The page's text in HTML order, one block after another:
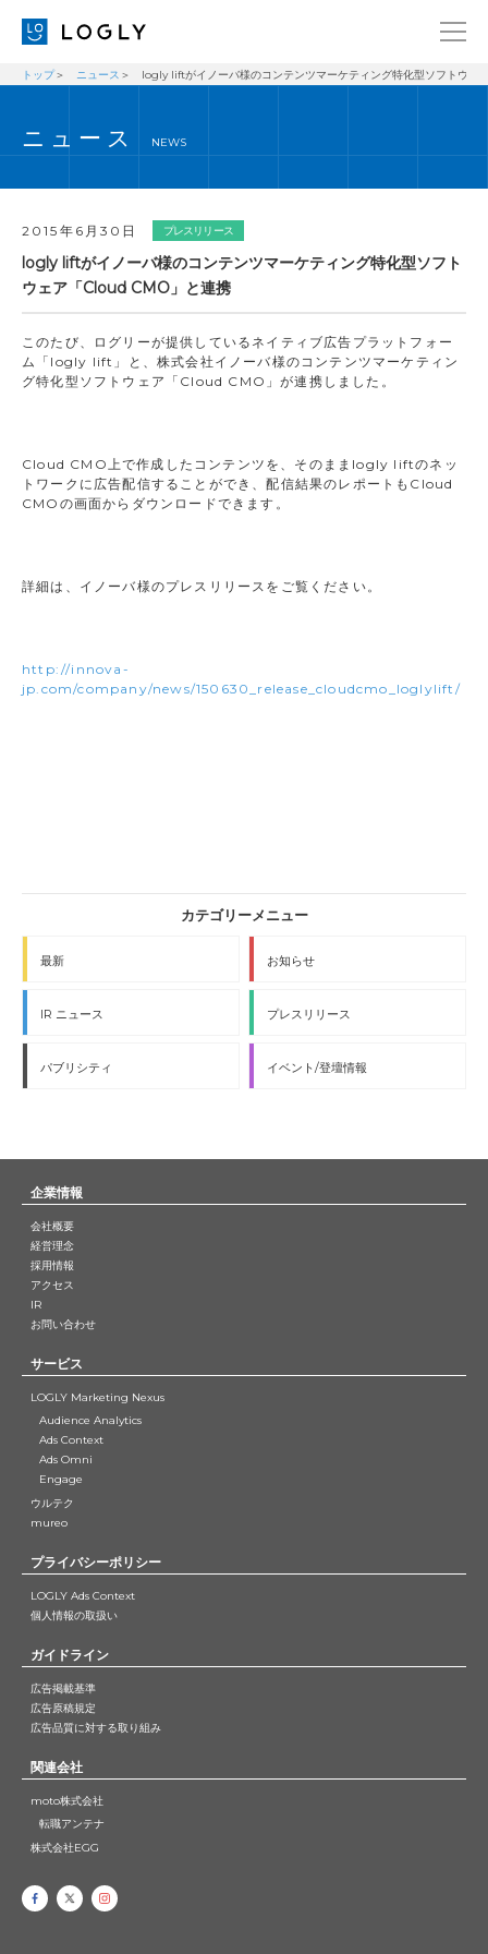
経営理念
ブログ
採用情報
お問い合わせ
トップ ニュース logly liftがイノーバ様のコンテンツマーケティング特化型ソフトウェ
ニュース NEWS
2015年6月30日 プレスリリース
logly liftがイノーバ様のコンテンツマーケティング特化型ソフト
ウェア「Cloud CMO」と連携
このたび、ログリーが提供しているネイティブ広告プラットフォー
ム「logly lift」と、株式会社イノーバ様のコンテンツマーケティン
グ特化型ソフトウェア「Cloud CMO」が連携しました。
Cloud CMO上で作成したコンテンツを、そのままlogly liftのネッ
トワークに広告配信することができ、配信結果のレポートもCloud
CMOの画面からダウンロードできます。
詳細は、イノーバ様のプレスリリースをご覧ください。
http://innova-
jp.com/company/news/150630_release_cloudcmo_loglylift/
最新 お知らせ
IR ニュース プレスリリース
パブリシティ イベント/登壇情報
企業情報
会社概要
経営理念
採用情報
アクセス
IR
お問い合わせ
サービス
LOGLY Marketing Nexus
Audience Analytics
Ads Context
Ads Omni
Engage
ウルテク
mureo
プライバシーポリシー
LOGLY Ads Context
個人情報の取扱い
ガイドライン
広告掲載基準
広告原稿規定
広告品質に対する取り組み
関連会社
moto株式会社
転職アンテナ
株式会社EGG